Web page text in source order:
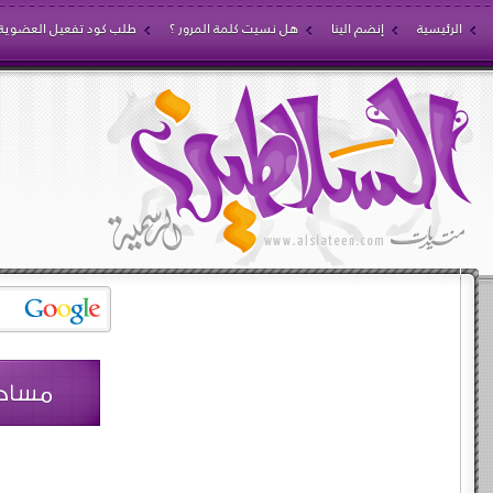
الرئيسية إنضم الينا هل نسيت كلمة المرور ؟ طلب كود تفعيل